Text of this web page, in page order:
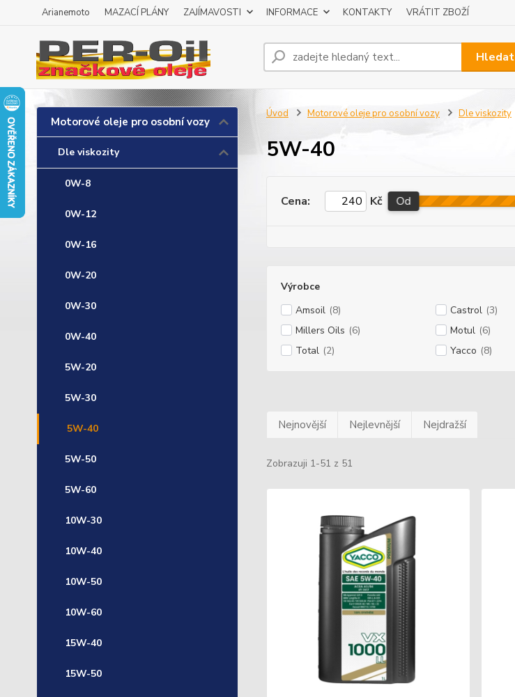
Arianemoto MAZACÍ PLÁNY ZAJÍMAVOSTI INFORMACE KONTAKTY VRÁTIT ZBOŽÍ
Hledat
Motorové oleje pro osobní vozy
Dle viskozity
0W-8
0W-12
0W-16
0W-20
0W-30
0W-40
5W-20
5W-30
5W-40
5W-50
5W-60
10W-30
10W-40
10W-50
10W-60
15W-40
15W-50
Úvod Motorové oleje pro osobní vozy Dle viskozity
5W-40
Cena: Kč Od
Výrobce
Amsoil (8) Castrol (3)
Millers Oils (6) Motul (6)
Total (2) Yacco (8)
Nejnovější Nejlevnější Nejdražší
Zobrazuji 1-51 z 51